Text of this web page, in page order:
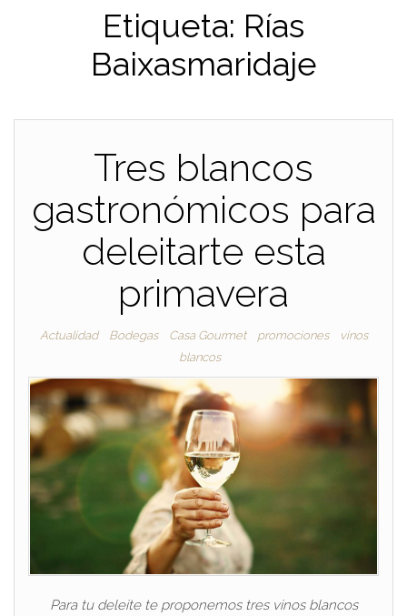
Etiqueta: Rías
Baixasmaridaje
Tres blancos
gastronómicos para
deleitarte esta
primavera
Actualidad Bodegas Casa Gourmet promociones
vinos
blancos
Para tu deleite te proponemos tres vinos blancos